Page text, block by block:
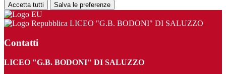
Accetta tutti Salva le preferenze
LICEO "G.B. BODONI" DI SALUZZO
Contatti
LICEO "G.B. BODONI" DI SALUZZO